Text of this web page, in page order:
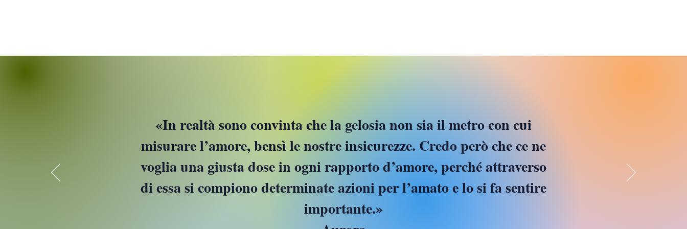
​«In realtà sono convinta che la gelosia non sia il metro con cui
misurare l’amore, bensì le nostre insicurezze. Credo però che ce ne
voglia una giusta dose in ogni rapporto d’amore, perché attraverso
di essa si compiono determinate azioni per l’amato e lo si fa sentire
importante.»